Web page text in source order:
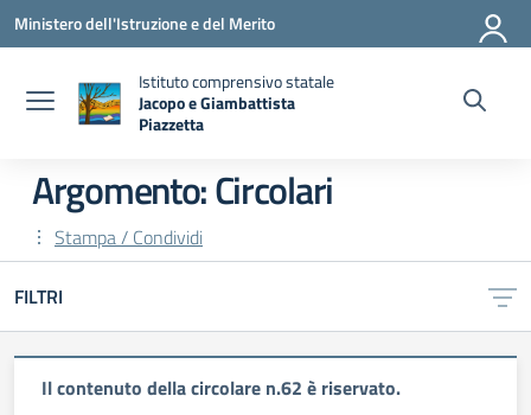
Vai ai contenuti
Vai al menu di navigazione
Vai al footer
Ministero dell'Istruzione e del Merito
Istituto comprensivo statale
Jacopo e Giambattista
Piazzetta
Argomento: Circolari
Stampa / Condividi
FILTRI
Il contenuto della circolare n.62 è riservato.